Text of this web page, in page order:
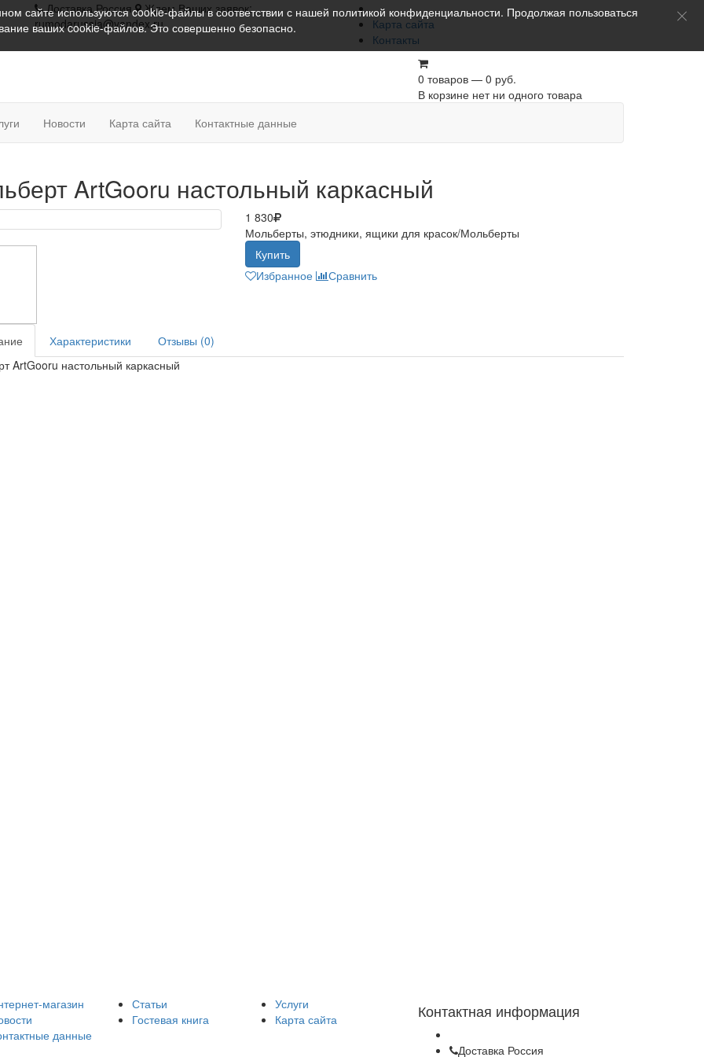
Доставка Россия Ждем Ваших заявок:
rumodarussia@yandex.ru
Карта сайта
Контакты
0 товаров — 0 руб.
В корзине нет ни одного товара
Новости Карта сайта Контактные данные
ArtGooru настольный каркасный
1 830
Мольберты, этюдники, ящики для красок/Мольберты
Купить
Избранное
Сравнить
Характеристики
Отзывы (0)
ArtGooru настольный каркасный
магазин Статьи
Услуги
Гостевая книга
Карта сайта
данные
Контактная информация
Доставка Россия
сайте используются cookie-файлы в соответствии с нашей политикой конфиденциальности. Продолжая пользоваться
ваших cookie-файлов. Это совершенно безопасно.